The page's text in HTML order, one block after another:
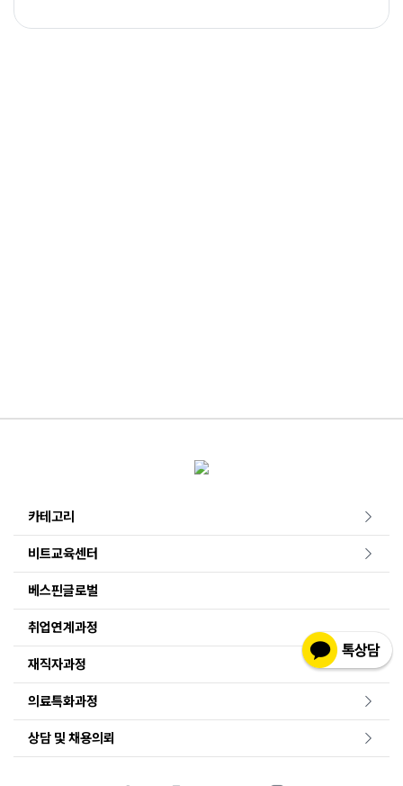
카테고리
비트교육센터
베스핀글로벌
취업연계과정
재직자과정
의료특화과정
상담 및 채용의뢰